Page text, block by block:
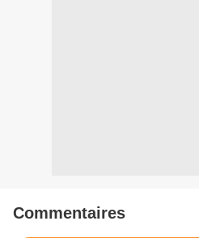
Commentaires